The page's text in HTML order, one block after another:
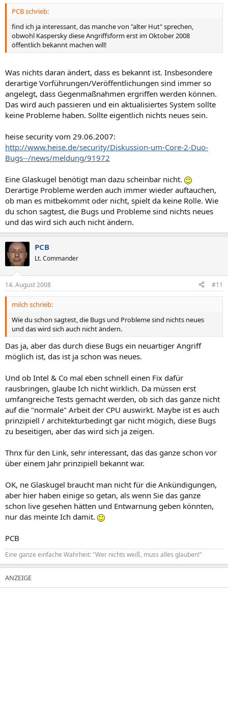
PCB schrieb:
find ich ja interessant, das manche von "alter Hut" sprechen,
obwohl Kaspersky diese Angriffsform erst im Oktober 2008
öffentlich bekannt machen will!
Was nichts daran ändert, dass es bekannt ist. Insbesondere
derartige Vorführungen/Veröffentlichungen sind immer so
angelegt, dass Gegenmaßnahmen ergriffen werden können.
Das wird auch passieren und ein aktualisiertes System sollte
keine Probleme haben. Sollte eigentlich nichts neues sein.
heise security vom 29.06.2007:
http://www.heise.de/security/Diskussion-um-Core-2-Duo-
Bugs--/news/meldung/91972
Eine Glaskugel benötigt man dazu scheinbar nicht.
Derartige Probleme werden auch immer wieder auftauchen,
ob man es mitbekommt oder nicht, spielt da keine Rolle. Wie
du schon sagtest, die Bugs und Probleme sind nichts neues
und das wird sich auch nicht ändern.
PCB
Lt. Commander
14. August 2008 #11
milch schrieb:
Wie du schon sagtest, die Bugs und Probleme sind nichts neues
und das wird sich auch nicht ändern.
Das ja, aber das durch diese Bugs ein neuartiger Angriff
möglich ist, das ist ja schon was neues.
Und ob Intel & Co mal eben schnell einen Fix dafür
rausbringen, glaube Ich nicht wirklich. Da müssen erst
umfangreiche Tests gemacht werden, ob sich das ganze nicht
auf die "normale" Arbeit der CPU auswirkt. Maybe ist es auch
prinzipiell / architekturbedingt gar nicht mögich, diese Bugs
zu beseitigen, aber das wird sich ja zeigen.
Thnx für den Link, sehr interessant, das das ganze schon vor
über einem Jahr prinzipiell bekannt war.
OK, ne Glaskugel braucht man nicht für die Ankündigungen,
aber hier haben einige so getan, als wenn Sie das ganze
schon live gesehen hätten und Entwarnung geben könnten,
nur das meinte Ich damit.
PCB
Eine ganze einfache Wahrheit: "Wer nichts weiß, muss alles glauben!"